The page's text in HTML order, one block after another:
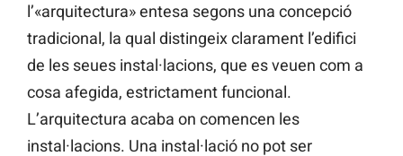
l’«arquitectura» entesa segons una concepció
tradicional, la qual distingeix clarament l’edifici
de les seues instal·lacions, que es veuen com a
cosa afegida, estrictament funcional.
L’arquitectura acaba on comencen les
instal·lacions. Una instal·lació no pot ser